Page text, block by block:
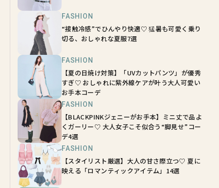
FASHION
“接触冷感”でひんやり快適♡ 猛暑も可愛く乗り
切る、おしゃれな夏服7選
FASHION
【夏の日焼け対策】「UVカットパンツ」が優秀
すぎ♡ おしゃれに紫外線ケアが叶う大人可愛い
お手本コーデ
FASHION
【BLACKPINKジェニーがお手本】ミニ丈で品よ
くガーリー♡ 大人女子こそ似合う“脚見せ”コー
デ4選
FASHION
【スタイリスト厳選】大人の甘さ際立つ♡ 夏に
映える「ロマンティックアイテム」14選